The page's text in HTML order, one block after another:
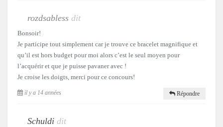
rozdsabless dit
Bonsoir!
Je participe tout simplement car je trouve ce bracelet magnifique et
qu’il est hors budget pour moi alors c’est le seul moyen pour
l’acquérir et que je puisse pavaner avec !
Je croise les doigts, merci pour ce concours!
il y a 14 années Répondre
Schuldi dit